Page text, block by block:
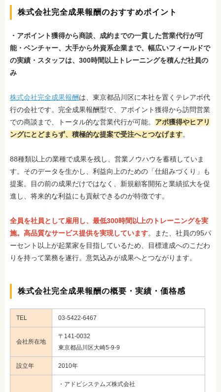
株式会社完全成果報酬のおすすめポイント
・アポイント獲得から商談、成約までの一貫した営業代行が可
能・ベンチャー、大手から外資系企業まで、幅広いフィールドで
の実績 ・スタッフは、300時間以上トレーニングを積んだ社員の
み
株式会社完全成果報酬は、東京都品川区に本社を置くテレアポ代
行の会社です。完全成果報酬型で、アポイント獲得から訪問営業
での商談まで、トータル的な営業代行が可能。 アポ獲得やヒアリ
ングにとどまらず、積極的な提案で受注へとつなげます。
88種類以上の業種で成果を残し、営業ノウハウを蓄積していま
す。そのデータを生かし、利益向上のための「仕組みづくり」も
提案。目の前の成果だけではなく、新規顧客開拓と業績拡大を促
進し、将来的な利益にも貢献できるのが特徴です。
全員を社員として雇用し、最低300時間以上のトレーニングを実
施。高品質なサービス提供を実現しています。また、社員の95パ
ーセント以上が起業家を目指しているため、目標達成へのこだわ
りを持って業務を遂行。意気込みが成果へとつながります。
株式会社完全成果報酬の概要・実績・価格感
TEL 03-5422-6467
会社所在地
〒141-0032
東京都品川区大崎5-9-9
設立年 2010年
・アドビシステムズ株式会社